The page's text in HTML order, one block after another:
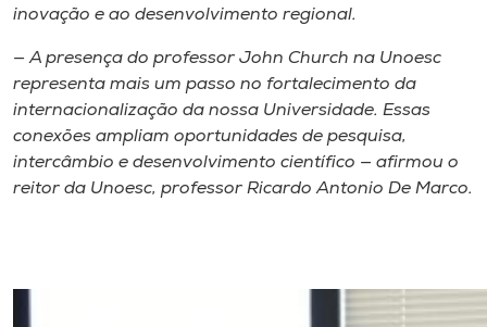
inovação e ao desenvolvimento regional.
— A presença do professor John Church na Unoesc
representa mais um passo no fortalecimento da
internacionalização da nossa Universidade. Essas
conexões ampliam oportunidades de pesquisa,
intercâmbio e desenvolvimento científico — afirmou o
reitor da Unoesc, professor Ricardo Antonio De Marco.